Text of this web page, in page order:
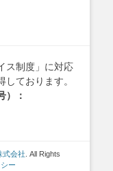
ス制度」に対応
ております。
）：
式会社 . All Rights
ー